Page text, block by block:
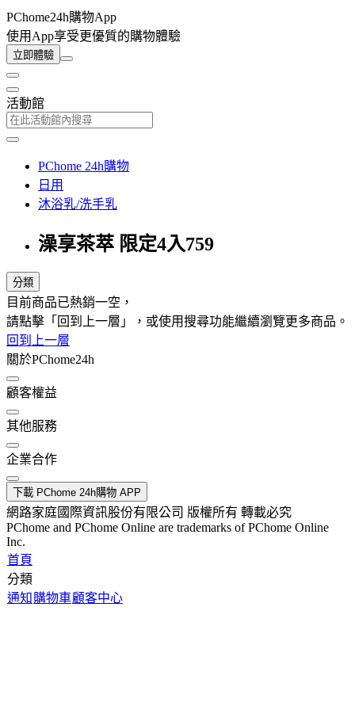
PChome24h購物App
使用App享受更優質的購物體驗
立即體驗
活動館
PChome 24h購物
日用
沐浴乳/洗手乳
澡享茶萃 限定4入759
分類
目前商品已熱銷一空，
請點擊「回到上一層」，或使用搜尋功能繼續瀏覽更多商品。
回到上一層
關於PChome24h
顧客權益
其他服務
企業合作
下載 PChome 24h購物 APP
網路家庭國際資訊股份有限公司 版權所有 轉載必究
PChome and PChome Online are trademarks of PChome Online
Inc.
首頁
分類
通知 購物車顧客中心